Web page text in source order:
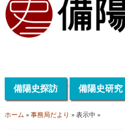
備陽史探訪 備陽史研究
ホーム »事務局だより » 表示中 »